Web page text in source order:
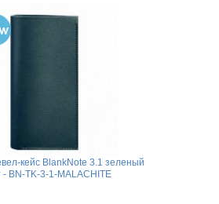
кейс BlankNote 3.1 зеленый
- BN-TK-3-1-MALACHITE